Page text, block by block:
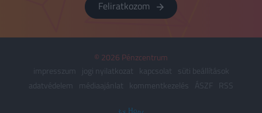
Feliratkozom
© 2026 Pénzcentrum
impresszum
jogi nyilatkozat kapcsolat
süti beállítások
adatvédelem
médiaajánlat kommentkezelés ÁSZF RSS